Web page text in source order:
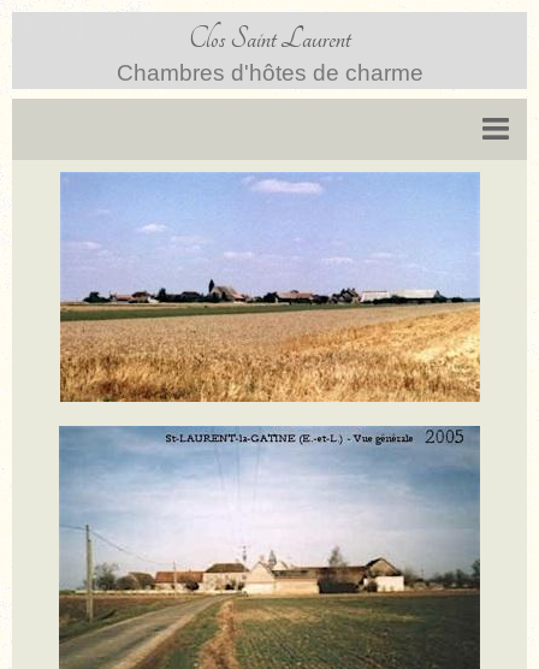
Clos Saint Laurent
Chambres d'hôtes de charme
Village
Plan d'accès
Sites touristiques